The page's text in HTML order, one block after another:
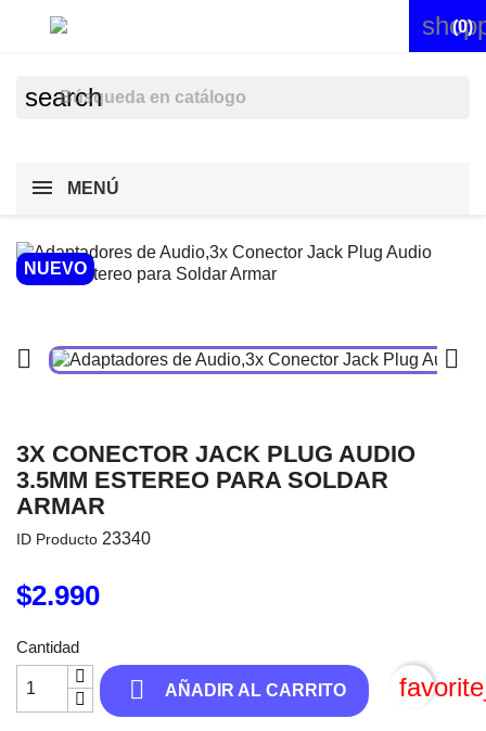
(0)
search
MENÚ
NUEVO
 
3X CONECTOR JACK PLUG AUDIO
3.5MM ESTEREO PARA SOLDAR
ARMAR
ID Producto 23340
$2.990
Cantidad
 AÑADIR AL CARRITO